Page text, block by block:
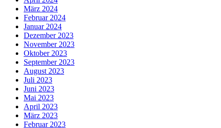
März 2024
Februar 2024
Januar 2024
Dezember 2023
November 2023
Oktober 2023
September 2023
August 2023
Juli 2023
Juni 2023
Mai 2023
April 2023
März 2023
Februar 2023